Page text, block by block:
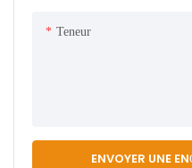
Teneur
ENVOYER UNE